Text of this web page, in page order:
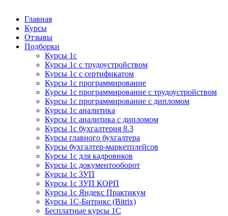
Курсы 1С
Курсы 1С официальная сертификация
Главная
Курсы
Отзывы
Подборки
Курсы 1с
Курсы 1с с трудоустройством
Курсы 1с с сертификатом
Курсы 1с программирование
Курсы 1с программирование с трудоустройством
Курсы 1с программирование с дипломом
Курсы 1с аналитика
Курсы 1с аналитика с дипломом
Курсы 1с бухгалтерия 8.3
Курсы главного бухгалтера
Курсы бухгалтер-маркетплейсов
Курсы 1с для кадровиков
Курсы 1с документооборот
Курсы 1с ЗУП
Курсы 1с ЗУП КОРП
Курсы 1с Яндекс Практикум
Курсы 1С-Битрикс (Bitrix)
Бесплатные курсы 1С